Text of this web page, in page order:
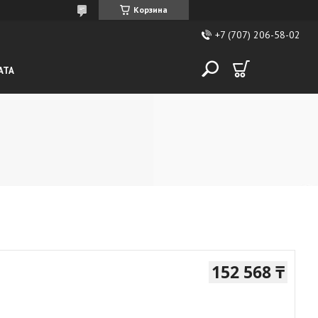
Корзина
+7 (707) 206-58-02
152 568 ₸